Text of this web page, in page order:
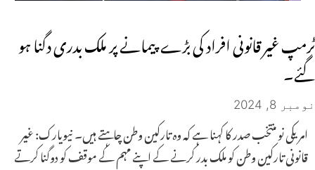
ٹرمپ غیر قانونی افراد کی بڑے پیمانے پر ملک بدری دگنا ہو
گئے۔
نومبر 8, 2024
امریکی نو منتخب صدر کا کہنا ہے کہ وہ تارکین وطن چاہتے ہیں۔ نیویارک: غیر
قانونی تارکین وطن کو ملک بدر کرنے کے اپنے مہم کے موقف کو دوگنا کرتے